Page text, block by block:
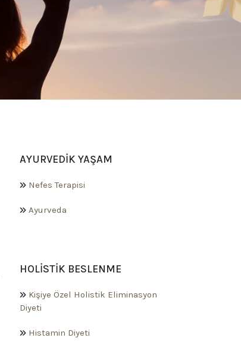
AYURVEDIK YAŞAM
Nefes Terapisi
Ayurveda
HOLISTIK BESLENME
Kişiye Özel Holistik Eliminasyon
Diyeti
Histamin Diyeti